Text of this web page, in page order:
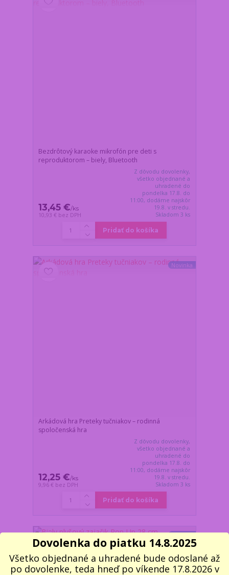
Bezdrôtový karaoke mikrofón pre deti s
reproduktorom – biely, Bluetooth
13,45 €/ks
10,93 € bez DPH
Z dôvodu dovolenky,
všetko objednané a
uhradené do
pondelka 17.8. do
11:00, dodáme najskôr
19.8. v stredu.
Skladom 3 ks
Pridať do košíka
Novinka
Arkádová hra Preteky tučniakov – rodinná
spoločenská hra
12,25 €/ks
9,96 € bez DPH
Z dôvodu dovolenky,
všetko objednané a
uhradené do
pondelka 17.8. do
11:00, dodáme najskôr
19.8. v stredu.
Skladom 3 ks
Pridať do košíka
Dovolenka do piatku 14.8.2025
Všetko objednané a uhradené bude odoslané až
po dovolenke, teda hneď po víkende 17.8.2026 v